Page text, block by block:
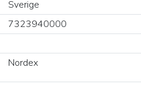
Sverige
7323940000
Nordex